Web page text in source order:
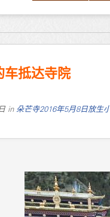
车抵达寺院
in 朵芒寺2016年5月8日放生